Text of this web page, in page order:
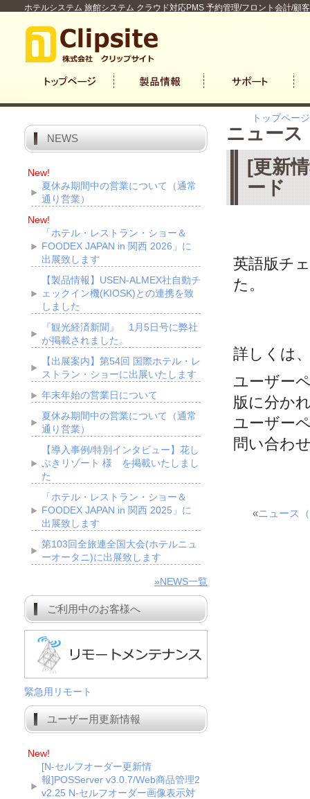
ホテルシステム 旅館システム クラウド対応PMS 予約管理/フロント会計/顧
トップページ
ニュース
[更新
ード
英語版チ
た。
詳しくは
ユーザー
版に分か
ユーザー
問い合わ
«ニュース
NEWS
New!
夏休み期間中の営業について（通常
通り営業）
New!
「ホテル・レストラン・ショー＆
FOODEX JAPAN in 関西 2026」に
出展致します
【製品情報】USEN-ALMEX社自動チ
ェックイン機(KIOSK)との連携を致
しました
『観光経済新聞』 1月5日号に弊社
が掲載されました。
【出展案内】第54回 国際ホテル・レ
ストラン・ショーに出展いたします
年末年始の営業日について
夏休み期間中の営業について（通常
通り営業）
【導入事例/特別インタビュー】花し
ぶきリゾート 様 を掲載いたしまし
た
「ホテル・レストラン・ショー＆
FOODEX JAPAN in 関西 2025」に
出展致します
第103回全旅連全国大会(ホテルニュ
ーオータニ)に出展致します
»NEWS一覧
ご利用中のお客様へ
緊急用リモート
ユーザー用更新情報
New!
[N-セルフオーダー更新情
報]POSServer v3.0.7/Web商品管理2
v2.25 N-セルフオーダー画像表示対